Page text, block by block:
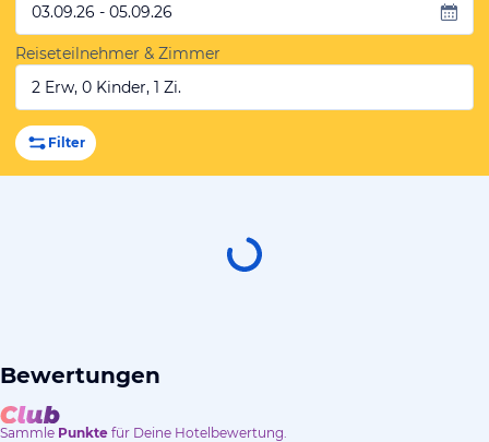
03.09.26 - 05.09.26
Reiseteilnehmer & Zimmer
2 Erw, 0 Kinder, 1 Zi.
Filter
Bewertungen
Sammle Punkte für Deine Hotelbewertung.